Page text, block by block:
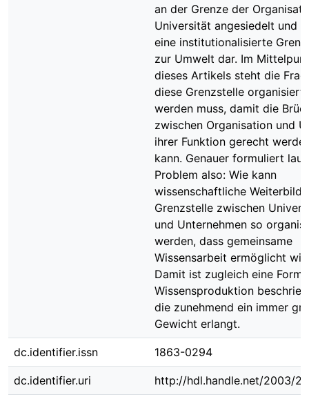
an der Grenze der
Universität angesiedelt und
eine institutionalisierte
zur Umwelt dar. Im
dieses Artikels steht die
diese Grenzstelle organisiert
werden muss, damit die
zwischen Organisation und
ihrer Funktion gerecht
kann. Genauer formuliert
Problem also: Wie kann
wissenschaftliche
Grenzstelle zwischen
und Unternehmen so
werden, dass gemeinsame
Wissensarbeit ermöglicht
Damit ist zugleich eine Form
Wissensproduktion
die zunehmend ein immer
Gewicht erlangt.
dc.identifier.issn 1863-0294
dc.identifier.uri http://hdl.handle.net/2003/